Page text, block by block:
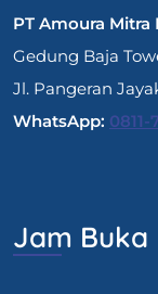
PT Amoura Mitra
Gedung Baja
Jl. Pangeran
WhatsApp: 0811-
Jam Buka